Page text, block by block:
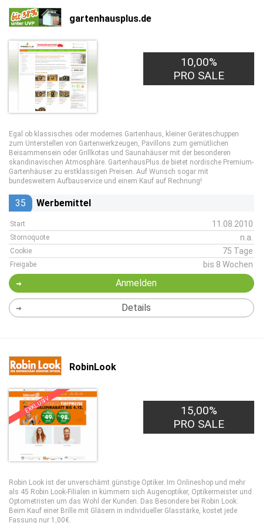
gartenhausplus.de
10,00%
PRO SALE
Egal ob klassisches oder modernes Gartenhaus, kleiner Geräteschuppen
zum Unterstellen von Gartenwerkzeugen, Pavillons zum gemütlichen
Beisammensein oder Grillkotas und Saunahäuser mit der besonderen
skandinavischen Atmosphäre. GartenhausPlus.de bietet nordische Premium-
Gartenhäuser zu erstklassigen Preisen. Auf Wunsch sogar mit
bundesweitem Aufbauservice und einem Kauf auf Rechnung!
35 Werbemittel
Start 11.08.2010
Stornoquote n.a.
Cookie 75 Tage
Freigabe bis 8 Wochen
Anmelden
Details
RobinLook
EXKLUSIV
15,00%
PRO SALE
Robin Look ist der unverschämt günstige Optiker. Im Onlineshop und mehr
als 45 Robin Look-Filialen in kümmern sich Augenoptiker, Optikermeister und
Optometristen um das Wohl der Kunden. Das Besondere bei Robin Look:
Beim Kauf einer Brille mit Gläsern in individueller Glasstärke, kostet jede
Fassung nur 1,00€.